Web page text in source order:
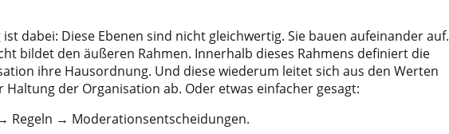
dabei: Diese Ebenen sind nicht gleichwertig. Sie bauen aufeinander auf.
bildet den äußeren Rahmen. Innerhalb dieses Rahmens definiert die
ihre Hausordnung. Und diese wiederum leitet sich aus den Werten
Haltung der Organisation ab. Oder etwas einfacher gesagt:
Regeln → Moderationsentscheidungen.